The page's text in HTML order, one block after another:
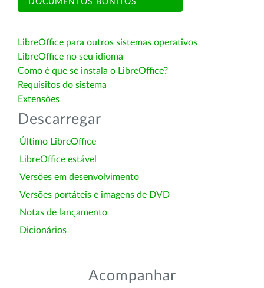
DOCUMENTOS BONITOS
LibreOffice para outros sistemas operativos
LibreOffice no seu idioma
Como é que se instala o LibreOffice?
Requisitos do sistema
Extensões
Descarregar
Último LibreOffice
LibreOffice estável
Versões em desenvolvimento
Versões portáteis e imagens de DVD
Notas de lançamento
Dicionários
Acompanhar